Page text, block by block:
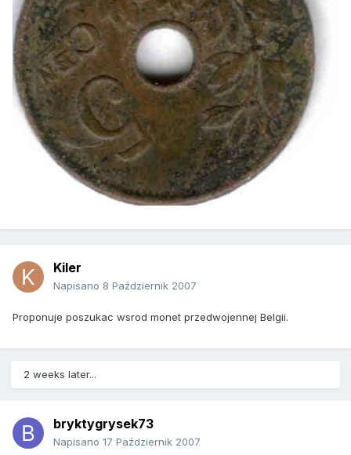
Kiler
Napisano 8 Październik 2007
Proponuje poszukac wsrod monet przedwojennej Belgii.
2 weeks later...
bryktygrysek73
Napisano 17 Październik 2007